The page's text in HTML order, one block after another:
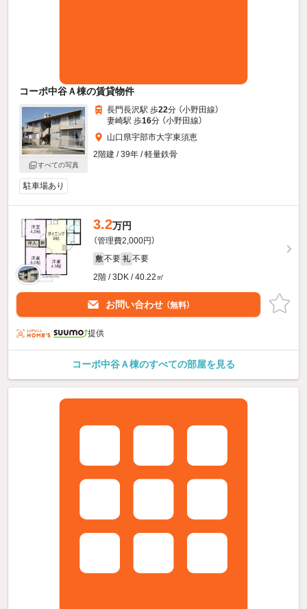
コーポ中谷Ａ棟の賃貸物件
すべての写真
長門長沢駅 歩22分 （小野田線）
妻崎駅 歩16分 （小野田線）
山口県宇部市大字東須恵
2階建 / 39年 / 軽量鉄骨
駐車場あり
3.2万円
（管理費2,000円）
敷 不要 礼 不要
2階 / 3DK / 40.22㎡
お問い合わせ （無料）
提供
コーポ中谷Ａ棟のすべての部屋を見る